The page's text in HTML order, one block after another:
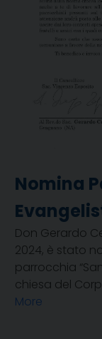
Nomina
Don Gerardo
2024, è stato
parrocchia
chiesa del
More